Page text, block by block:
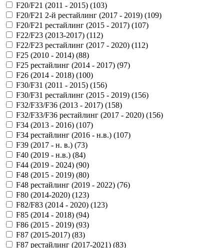
F20/F21 (2011 - 2015) (103)
F20/F21 2-й рестайлинг (2017 - 2019) (109)
F20/F21 рестайлинг (2015 - 2017) (107)
F22/F23 (2013-2017) (112)
F22/F23 рестайлинг (2017 - 2020) (112)
F25 (2010 - 2014) (88)
F25 рестайлинг (2014 - 2017) (97)
F26 (2014 - 2018) (100)
F30/F31 (2011 - 2015) (156)
F30/F31 рестайлинг (2015 - 2019) (156)
F32/F33/F36 (2013 - 2017) (158)
F32/F33/F36 рестайлинг (2017 - 2020) (156)
F34 (2013 - 2016) (107)
F34 рестайлинг (2016 - н.в.) (107)
F39 (2017 - н. в.) (73)
F40 (2019 - н.в.) (84)
F44 (2019 - 2024) (90)
F48 (2015 - 2019) (80)
F48 рестайлинг (2019 - 2022) (76)
F80 (2014-2020) (123)
F82/F83 (2014 - 2020) (123)
F85 (2014 - 2018) (94)
F86 (2015 - 2019) (93)
F87 (2015-2017) (83)
F87 рестайлинг (2017-2021) (83)